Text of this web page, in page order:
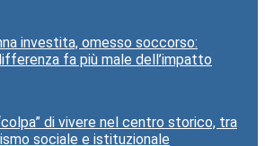
investita, omesso soccorso:
fa più male dell’impatto
di vivere nel centro storico, tra
sociale e istituzionale